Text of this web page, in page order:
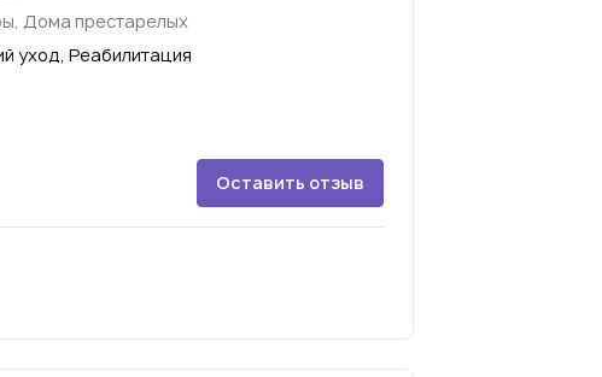
Дома престарелых
уход, Реабилитация
Оставить отзыв